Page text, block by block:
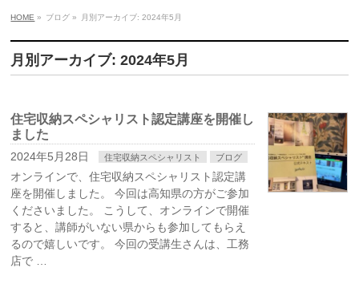
HOME » ブログ » 月別アーカイブ: 2024年5月
月別アーカイブ: 2024年5月
住宅収納スペシャリスト認定講座を開催し
ました
2024年5月28日 住宅収納スペシャリスト ブログ
オンラインで、住宅収納スペシャリスト認定講
座を開催しました。 今回は高知県の方がご参加
くださいました。 こうして、オンラインで開催
すると、講師がいない県からも参加してもらえ
るので嬉しいです。 今回の受講生さんは、工務
店で …